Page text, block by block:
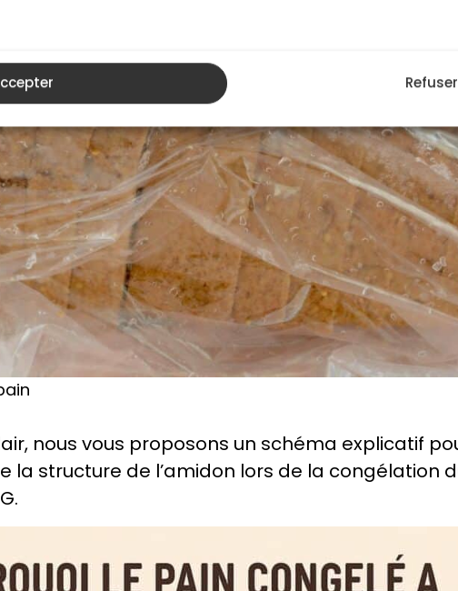
Refuser
nous vous proposons un schéma explicatif
la structure de l’amidon lors de la congélation